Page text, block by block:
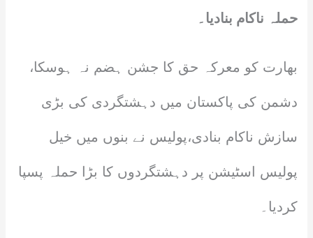
حملہ ناکام بنادیا۔
بھارت کو معرکہ حق کا جشن ہضم نہ ہوسکا،
دشمن کی پاکستان میں دہشتگردی کی بڑی
سازش ناکام بنادی،پولیس نے بنوں میں خیل
پولیس اسٹیشن پر دہشتگردوں کا بڑا حملہ پسپا
کردیا۔